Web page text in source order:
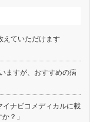
えていただけます
ますが、おすすめの病
イナビコメディカルに載
？」